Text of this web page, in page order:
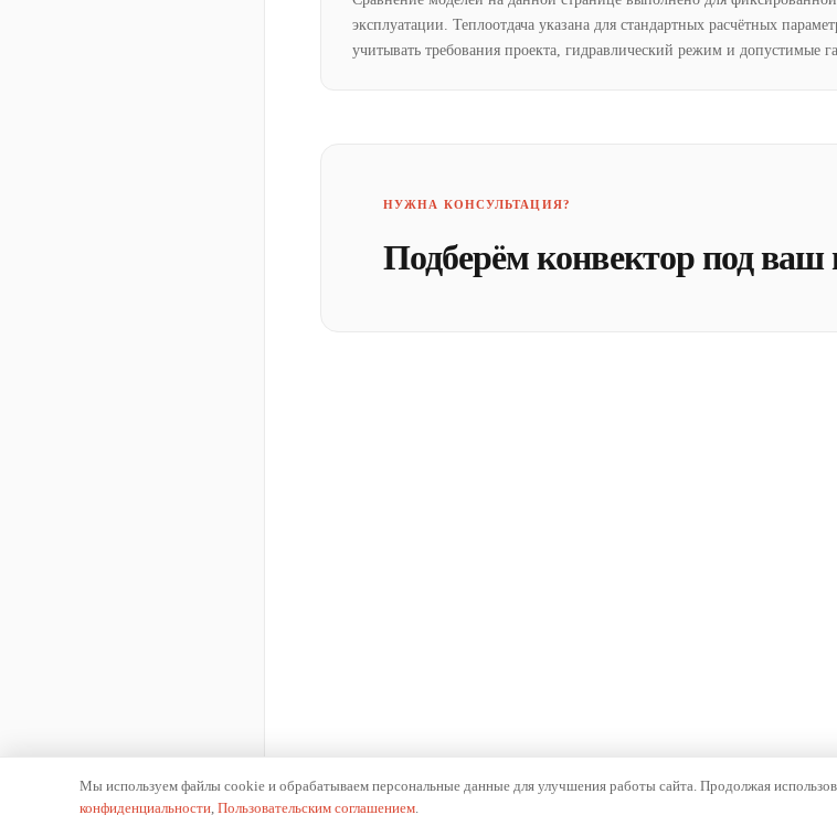
эксплуатации. Теплоотдача указана для стандартных расчётных
учитывать требования проекта, гидравлический режим и допустимые
НУЖНА КОНСУЛЬТАЦИЯ?
Подберём конвектор под ваш
Мы используем файлы cookie и обрабатываем персональные данные для улучшения работы сайта. Продолжая
конфиденциальности, Пользовательским соглашением.